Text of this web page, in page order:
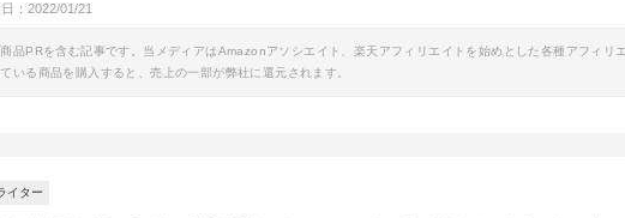
： 2022/01/21
品PRを含む記事です。当メディアはAmazonアソシエイト、楽天アフィリエイトを始めとした各種アフィリ
ている商品を購入すると、売上の一部が弊社に還元されます。
イター